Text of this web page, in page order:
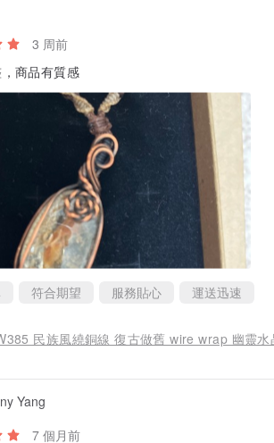
3 周前
商品有質感
符合期望 服務貼心 運送迅速
民族風繞銅線 復古做舊 wire wrap 幽靈水
Yang
7 個月前